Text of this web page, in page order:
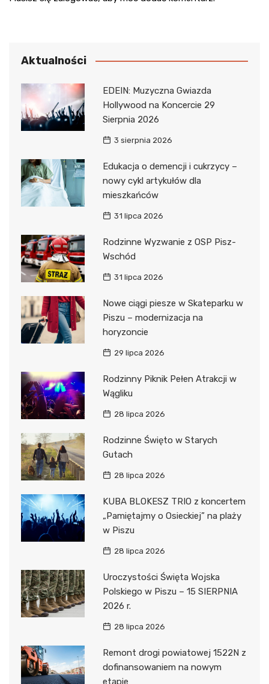
Aktualności
EDEIN: Muzyczna Gwiazda
Hollywood na Koncercie 29
Sierpnia 2026
3 sierpnia 2026
Edukacja o demencji i cukrzycy –
nowy cykl artykułów dla
mieszkańców
31 lipca 2026
Rodzinne Wyzwanie z OSP Pisz-
Wschód
31 lipca 2026
Nowe ciągi piesze w Skateparku w
Piszu – modernizacja na
horyzoncie
29 lipca 2026
Rodzinny Piknik Pełen Atrakcji w
Wągliku
28 lipca 2026
Rodzinne Święto w Starych
Gutach
28 lipca 2026
KUBA BLOKESZ TRIO z koncertem
„Pamiętajmy o Osieckiej” na plaży
w Piszu
28 lipca 2026
Uroczystości Święta Wojska
Polskiego w Piszu – 15 SIERPNIA
2026 r.
28 lipca 2026
Remont drogi powiatowej 1522N z
dofinansowaniem na nowym
etapie